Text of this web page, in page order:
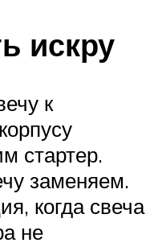
искру
к
стартер.
заменяем.
когда свеча
не